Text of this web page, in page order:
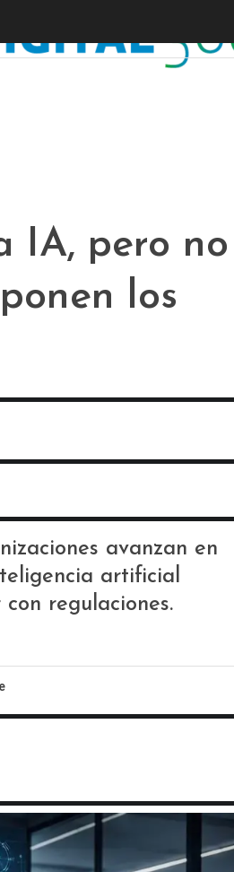
IA, pero no
los
avanzan en
artificial
regulaciones.